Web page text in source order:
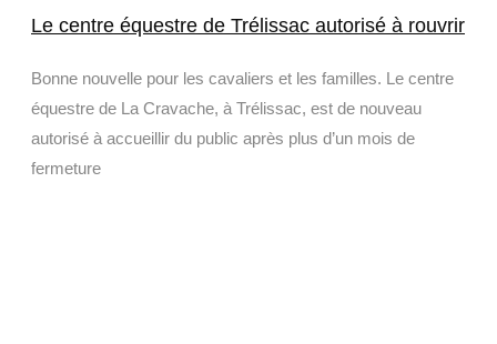
Le centre équestre de Trélissac autorisé à rouvrir
Bonne nouvelle pour les cavaliers et les familles. Le centre
équestre de La Cravache, à Trélissac, est de nouveau
autorisé à accueillir du public après plus d’un mois de
fermeture